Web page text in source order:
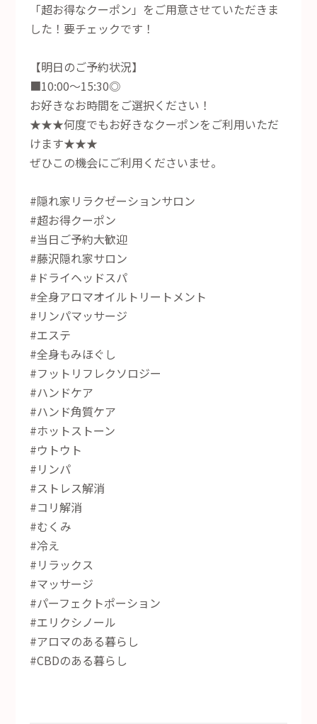
「超お得なクーポン」をご用意させていただきま
した！要チェックです！
【明日のご予約状況】
■10:00～15:30◎
お好きなお時間をご選択ください！
★★★何度でもお好きなクーポンをご利用いただ
けます★★★
ぜひこの機会にご利用くださいませ。
#隠れ家リラクゼーションサロン
#超お得クーポン
#当日ご予約大歓迎
#藤沢隠れ家サロン
#ドライヘッドスパ
#全身アロマオイルトリートメント
#リンパマッサージ
#エステ
#全身もみほぐし
#フットリフレクソロジー
#ハンドケア
#ハンド角質ケア
#ホットストーン
#ウトウト
#リンパ
#ストレス解消
#コリ解消
#むくみ
#冷え
#リラックス
#マッサージ
#パーフェクトポーション
#エリクシノール
#アロマのある暮らし
#CBDのある暮らし